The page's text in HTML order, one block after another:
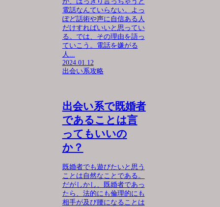
電話なんていらない。よっ
ぽど話術や声に自信ある人
だけすればいいと思ってい
る。では、その理由を語っ
ていこう。電話を嫌がる
人...
2024.01.12
出会い系攻略
出会い系で既婚者
であることは言
ってもいいの
か？
既婚者でも遊びたいと思う
ことは自然なことである。
だがしかし、既婚者であっ
たら、法的にも倫理的にも
相手が及び腰になることは